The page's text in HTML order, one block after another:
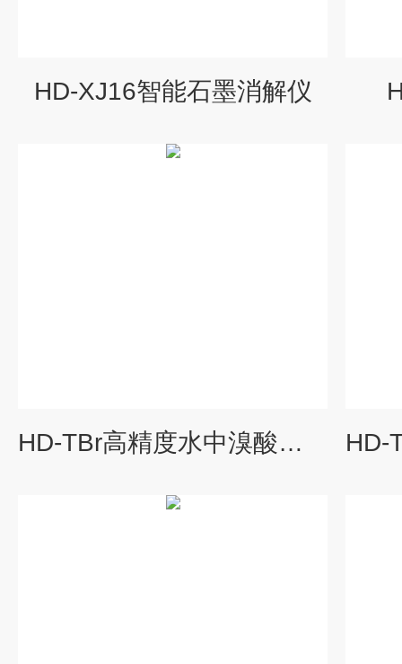
HD-XJ16智能石墨消解仪
HD-TBr高精度水中溴酸盐分析仪